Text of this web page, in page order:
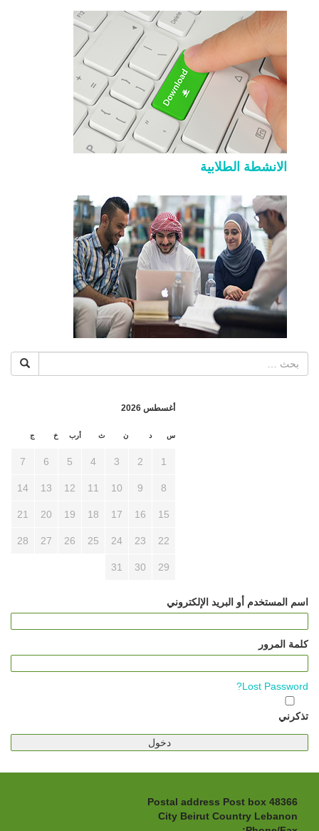
الانشطة الطلابية
أغسطس 2026
س د ن ث أرب خ ج
1
2
3
4
5
6
7
8
9
10
11
12
13
14
15
16
17
18
19
20
21
22
23
24
25
26
27
28
29
30
31
اسم المستخدم أو البريد الإلكتروني
كلمة المرور
Lost Password?
تذكرني
Postal address Post box 48366
City Beirut Country Lebanon